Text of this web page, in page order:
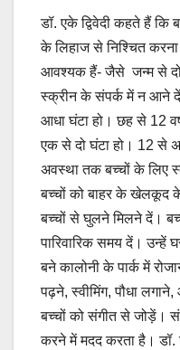
डॉ. एके द्विवेदी कहते हैं
के लिहाज से निश्चित
आवश्यक हैं- जैसे जन्म से दो
स्क्रीन के संपर्क में न आने
आधा घंटा हो। छह से 12
एक से दो घंटा हो। 12 से
अवस्था तक बच्चों के लिए
बच्चों को बाहर के खेलकूद
बच्चों से घुलने मिलने दें।
पारिवारिक समय दें। उन्हें
बने कालोनी के पार्क में
पढ़ने, स्वीमिंग, पौधा
बच्चों को संगीत से जोड़ें।
करने में मदद करता है। डॉ.